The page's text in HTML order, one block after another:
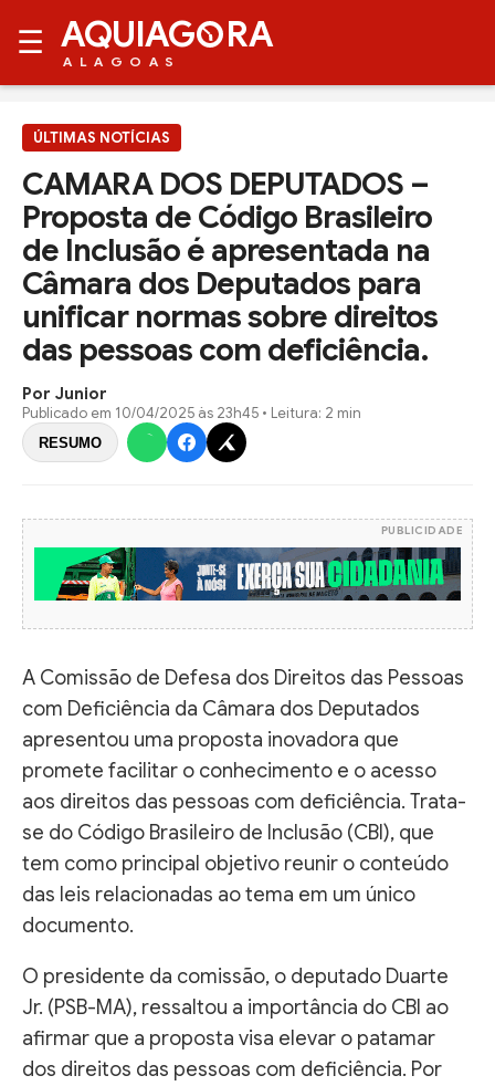
☰ AQUIAG RA
ALAGOAS
ÚLTIMAS NOTÍCIAS
CAMARA DOS DEPUTADOS –
Proposta de Código Brasileiro
de Inclusão é apresentada na
Câmara dos Deputados para
unificar normas sobre direitos
das pessoas com deficiência.
Por Junior
Publicado em 10/04/2025 às 23h45 • Leitura: 2 min
RESUMO
PUBLICIDADE
A Comissão de Defesa dos Direitos das Pessoas
com Deficiência da Câmara dos Deputados
apresentou uma proposta inovadora que
promete facilitar o conhecimento e o acesso
aos direitos das pessoas com deficiência. Trata-
se do Código Brasileiro de Inclusão (CBI), que
tem como principal objetivo reunir o conteúdo
das leis relacionadas ao tema em um único
documento.
O presidente da comissão, o deputado Duarte
Jr. (PSB-MA), ressaltou a importância do CBI ao
afirmar que a proposta visa elevar o patamar
dos direitos das pessoas com deficiência. Por